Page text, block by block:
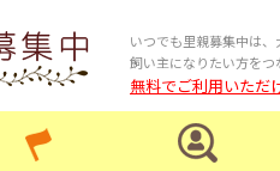
いつでも里親募集中は
飼い主になりたい方をつ
無料でご利用いただ